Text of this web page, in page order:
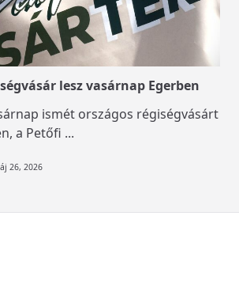
lesz vasárnap Egerben
ismét országos régiségvásárt
a Petőfi ...
26, 2026